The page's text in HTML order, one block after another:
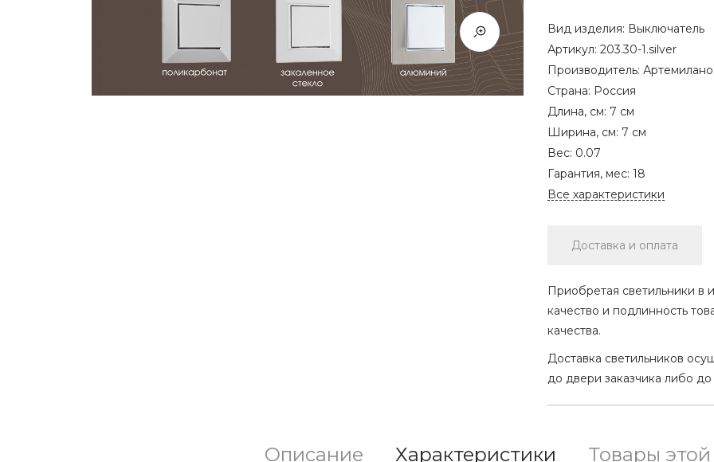
Вид изделия: Выключатель
Артикул: 203.30-1.silver
Производитель: Артемилано
Страна: Россия
Длина, см: 7 см
Ширина, см: 7 см
Вес: 0.07
Гарантия, мес: 18
Все характеристики
Доставка и оплата
Приобретая светильники в
качество и подлинность
качества.
Доставка светильников
до двери заказчика либо
Описание Характеристики Товары